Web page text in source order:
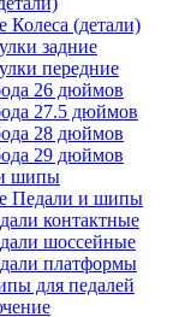
Колеса (детали)
задние
передние
26 дюймов
27.5 дюймов
28 дюймов
29 дюймов
шипы
Педали и шипы
контактные
шоссейные
платформы
для педалей